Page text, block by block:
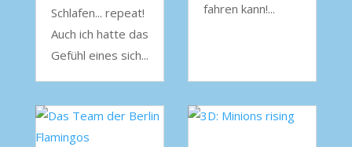
Schlafen... repeat!
Auch ich hatte das
Gefühl eines sich...
fahren kann!...